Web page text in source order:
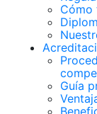
Cómo
Guía